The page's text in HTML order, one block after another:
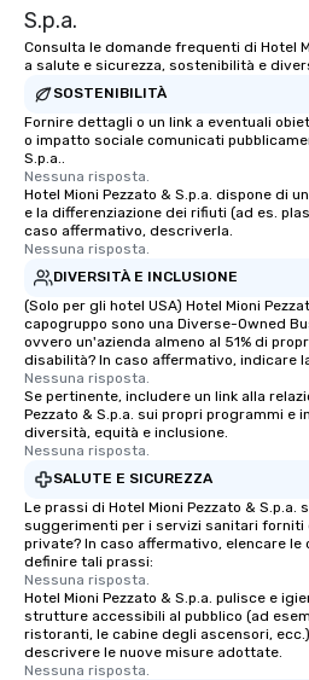
S.p.a.
Consulta le domande frequenti di Hotel
a salute e sicurezza, sostenibilità e
SOSTENIBILITÀ
Fornire dettagli o un link a eventuali
o impatto sociale comunicati
S.p.a..
Nessuna risposta.
Hotel Mioni Pezzato & S.p.a. dispone di
e la differenziazione dei rifiuti (ad es.
caso affermativo, descriverla.
Nessuna risposta.
DIVERSITÀ E INCLUSIONE
(Solo per gli hotel USA) Hotel Mioni
capogruppo sono una Diverse-Owned
ovvero un'azienda almeno al 51% di
disabilità? In caso affermativo, indicare
Nessuna risposta.
Se pertinente, includere un link alla
Pezzato & S.p.a. sui propri programmi e
diversità, equità e inclusione.
Nessuna risposta.
SALUTE E SICUREZZA
Le prassi di Hotel Mioni Pezzato & S.p.a.
suggerimenti per i servizi sanitari forniti
private? In caso affermativo, elencare le
definire tali prassi:
Nessuna risposta.
Hotel Mioni Pezzato & S.p.a. pulisce e
strutture accessibili al pubblico (ad
ristoranti, le cabine degli ascensori,
descrivere le nuove misure adottate.
Nessuna risposta.